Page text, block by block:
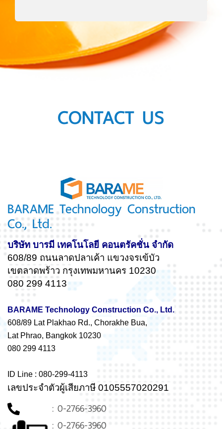
CONTACT US
BARAME Technology Construction
Co., Ltd.
บริษัท บารมี เทคโนโลยี คอนตรัคชั่น จำกัด
608/89 ถนนลาดปลาเค้า แขวงจรเข้บัว
เขตลาดพร้าว กรุงเทพมหานคร 10230
080 299 4113
BARAME Technology Construction Co., Ltd.
608/89 Lat Plakhao Rd., Chorakhe Bua,
Lat Phrao, Bangkok 10230
080 299 4113
ID Line : 080-299-4113
เลขประจำตัวผู้เสียภาษี 0105557020291
: 0-2766-3960
: 0-2766-3960